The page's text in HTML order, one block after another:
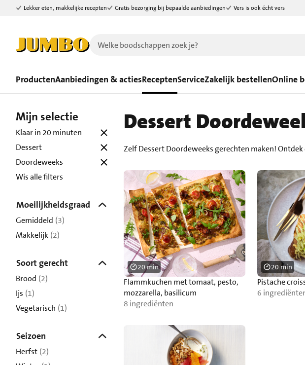
Ga naar zoeken
Ga naar hoofdinhoud
Lekker eten, makkelijke recepten Gratis bezorging bij bepaalde aanbiedingen Vers is ook écht vers
ProductenAanbiedingen & actiesReceptenServiceZakelijk bestellenOnline
Mijn selectie
Klaar in 20 minuten
Dessert
Doordeweeks
Wis alle filters
Moeilijkheidsgraad
Gemiddeld (3)
Makkelijk (2)
Soort gerecht
Brood (2)
Ijs (1)
Vegetarisch (1)
Seizoen
Herfst (2)
Dessert
Zelf Dessert Doordeweeks gerechten maken!
Flammkuchen met tomaat, pesto,
mozzarella, basilicum
8 ingrediënten
20 min
Pistache
6
20 min